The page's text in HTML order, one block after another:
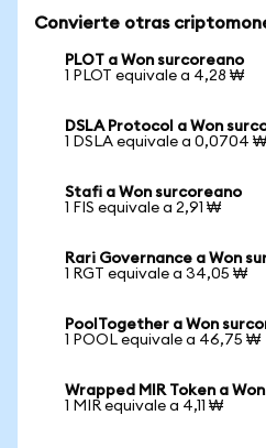
Convierte otras
PLOT a Won surcoreano
1 PLOT equivale a 4,28 ₩
DSLA Protocol a Won
1 DSLA equivale a 0,0704 ₩
Stafi a Won surcoreano
1 FIS equivale a 2,91 ₩
Rari Governance a Won
1 RGT equivale a 34,05 ₩
PoolTogether a Won
1 POOL equivale a 46,75 ₩
Wrapped MIR Token a
1 MIR equivale a 4,11 ₩